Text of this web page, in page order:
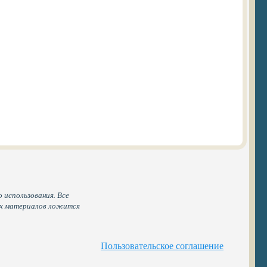
Все
материалов ложится
Пользовательское соглашение